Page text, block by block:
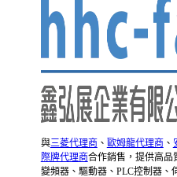
與三菱代理商 、 歐姆龍代理商 、
際牌代理商合作銷售，提供高品
變頻器、驅動器、PLC控制器、